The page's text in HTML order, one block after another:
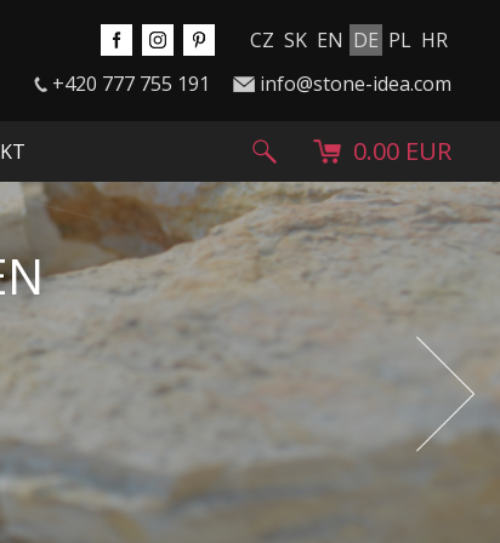
CZ SK EN DE PL HR
+420 777 755 191
info@stone-idea.com
0.00 EUR
Next